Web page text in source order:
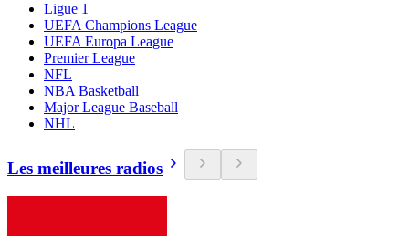
Ligue 1
UEFA Champions League
UEFA Europa League
Premier League
NFL
NBA Basketball
Major League Baseball
NHL
Les meilleures radios